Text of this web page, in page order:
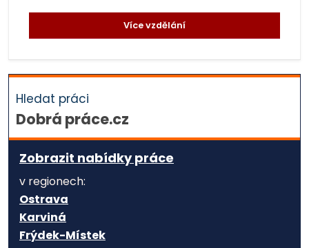
Více vzdělání
Hledat práci
Dobrá práce.cz
Zobrazit nabídky práce
v regionech:
Ostrava
Karviná
Frýdek-Místek